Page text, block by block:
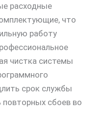
расходные
что
работу
чистка системы
срок службы
повторных сбоев во